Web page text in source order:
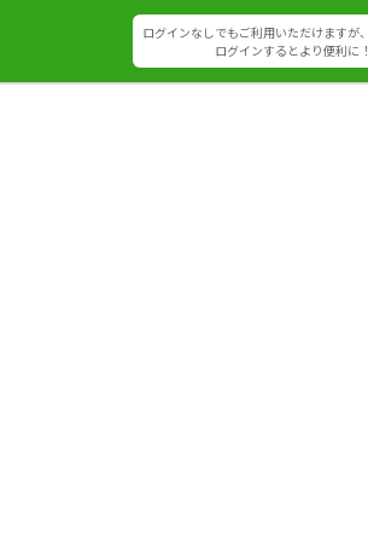
ログインなしでもご利用いただけますが、
ログインするとより便利に！